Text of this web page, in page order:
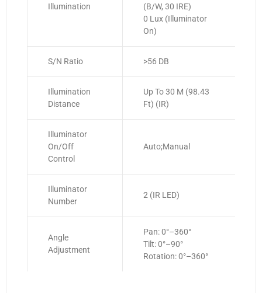
Illumination
(B/W, 30 IRE)
0 Lux (Illuminator
On)
S/N Ratio >56 DB
Illumination
Distance
Up To 30 M (98.43
Ft) (IR)
Illuminator
On/Off
Control
Auto;Manual
Illuminator
Number
2 (IR LED)
Angle
Adjustment
Pan: 0°–360°
Tilt: 0°–90°
Rotation: 0°–360°